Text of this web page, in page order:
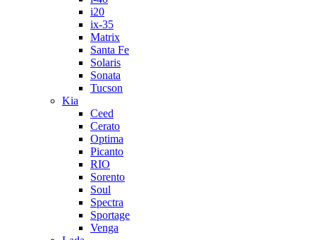
i20
ix-35
Matrix
Santa Fe
Solaris
Sonata
Tucson
Kia
Ceed
Cerato
Optima
Picanto
RIO
Sorento
Soul
Spectra
Sportage
Venga